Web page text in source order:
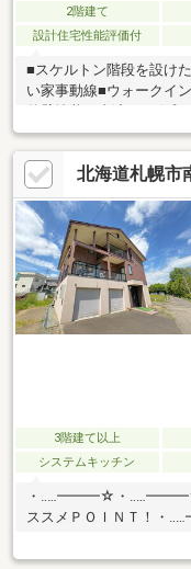
2階建て
設計住宅性能評価付
■スケルトン階段を設け
い家事動線■ウォークイ
サワホーム分譲地
北海道札幌市
3階建て以上
システムキッチン
・‥…━━━☆・‥…━━━☆
ススメＰＯＩＮＴ！
で陽当たりを確保した約